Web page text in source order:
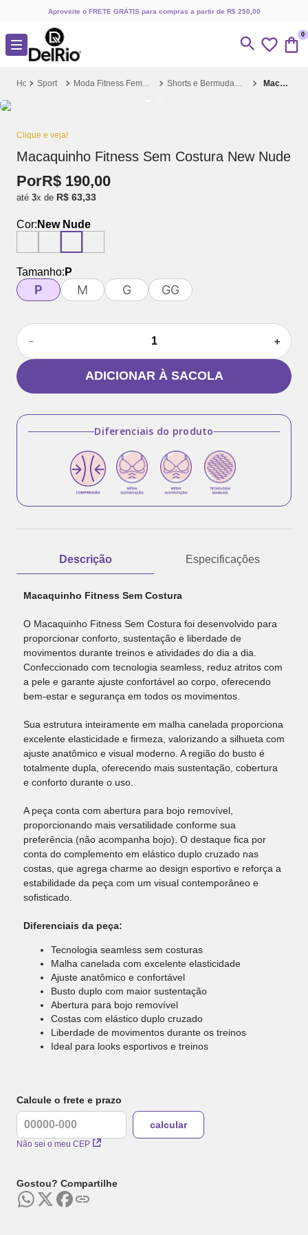
Aproveite o FRETE GRÁTIS para compras a partir de R$ 250,00
0
Sport Moda Fitness Feminina Shorts e Bermudas Fitness Macaquinho Fitness Sem Costura New Nude
Clique e veja!
Macaquinho Fitness Sem Costura New Nude
PorR$ 190,00
até 3x de R$ 63,33
Cor: New Nude
Tamanho: P
P M G GG
＋
－
ADICIONAR À SACOLA
Diferenciais do produto
Descrição Especificações
Macaquinho Fitness Sem Costura
O Macaquinho Fitness Sem Costura foi desenvolvido para
proporcionar conforto, sustentação e liberdade de
movimentos durante treinos e atividades do dia a dia.
Confeccionado com tecnologia seamless, reduz atritos com
a pele e garante ajuste confortável ao corpo, oferecendo
bem-estar e segurança em todos os movimentos.
Sua estrutura inteiramente em malha canelada proporciona
excelente elasticidade e firmeza, valorizando a silhueta com
ajuste anatômico e visual moderno. A região do busto é
totalmente dupla, oferecendo mais sustentação, cobertura
e conforto durante o uso.
A peça conta com abertura para bojo removível,
proporcionando mais versatilidade conforme sua
preferência (não acompanha bojo). O destaque fica por
conta do complemento em elástico duplo cruzado nas
costas, que agrega charme ao design esportivo e reforça a
estabilidade da peça com um visual contemporâneo e
sofisticado.
Diferenciais da peça:
Tecnologia seamless sem costuras
Malha canelada com excelente elasticidade
Ajuste anatômico e confortável
Busto duplo com maior sustentação
Abertura para bojo removível
Costas com elástico duplo cruzado
Liberdade de movimentos durante os treinos
Ideal para looks esportivos e treinos
Calcule o frete e prazo
Não sei o meu CEP
Gostou? Compartilhe